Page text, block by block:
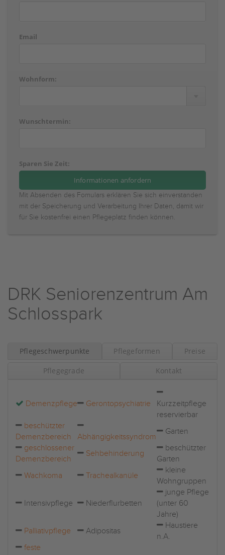
Email
Wohnform:
Wunschtermin:
Sparen Sie Zeit:
Mit Absenden des Fomulars erklären Sie sich einverstanden
mit der Speicherung und Verarbeitung Ihrer Daten, damit wir
für Sie kostenfrei einen Pflegeplatz finden können.
DRK Seniorenzentrum Am
Schlosspark
Pflegeschwerpunkte Pflegeformen Preise
Pflegegrade Kontakt
Demenzpflege Gerontopsychiatrie
Kurzzeitpflege
reservierbar
beschützter
Demenzbereich
Abhängigkeitssyndrom
Garten
geschlossener
Demenzbereich
Sehbehinderung
beschützter
Garten
Wachkoma
Trachealkanüle
kleine
Wohngruppen
Intensivpflege Niederflurbetten
junge Pflege
(unter 60
Jahre)
Palliativpflege
Adipositas
Haustiere
n.A.
feste